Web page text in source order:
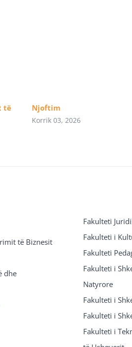
të
Njoftim
Korrik 03, 2026
të Biznesit
dhe
Fakulteti
Fakulteti i
Fakulteti
Fakulteti i
Natyrore
Fakulteti i
Fakulteti i
Fakulteti i